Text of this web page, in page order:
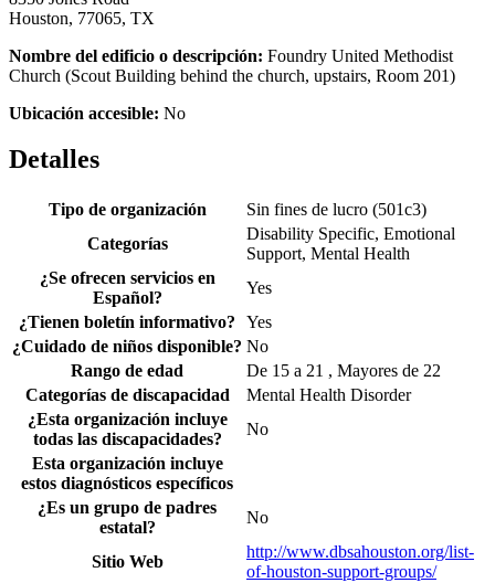
Houston, 77065, TX
Nombre del edificio o descripción: Foundry United Methodist
Church (Scout Building behind the church, upstairs, Room 201)
Ubicación accesible: No
Detalles
Tipo de organización
Sin fines de lucro (501c3)
Categorías
Disability Specific, Emotional
Support, Mental Health
¿Se ofrecen servicios en
Español?
Yes
¿Tienen boletín informativo?
Yes
¿Cuidado de niños disponible? No
Rango de edad
De 15 a 21 , Mayores de 22
Categorías de discapacidad
Mental Health Disorder
¿Esta organización incluye
todas las discapacidades?
No
Esta organización incluye
estos diagnósticos específicos
¿Es un grupo de padres
estatal?
No
Sitio Web
http://www.dbsahouston.org/list-
of-houston-support-groups/